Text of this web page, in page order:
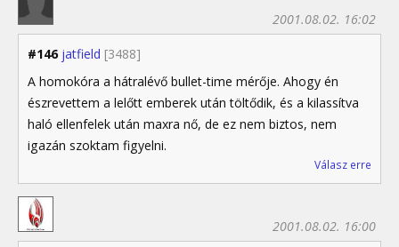
#146 jatfield [3488]
2001.08.02. 16:02
A homokóra a hátralévő bullet-time mérője. Ahogy én
észrevettem a lelőtt emberek után töltődik, és a kilassítva
haló ellenfelek után maxra nő, de ez nem biztos, nem
igazán szoktam figyelni.
Válasz erre
2001.08.02. 16:00